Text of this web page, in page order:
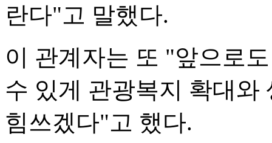
란다"고 말했다.
이 관계자는 또 "앞으로
수 있게 관광복지 확대와
힘쓰겠다"고 했다.